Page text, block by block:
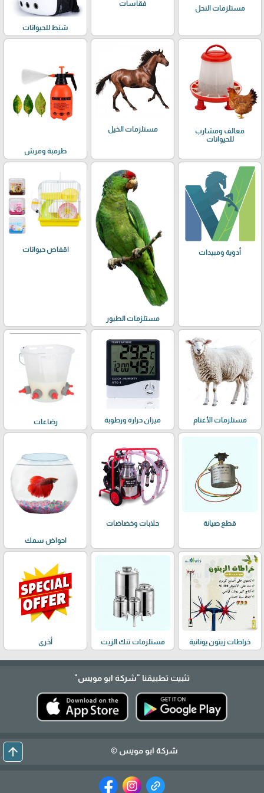
مستلزمات النحل
فقاسات
شنط للحيوانات
معالف ومشارب
للحيوانات
مستلزمات الخيل
طرمبة ومرش
أدوية ومبيدات
مستلزمات الطيور
اقفاص حيوانات
مستلزمات الأغنام ميزان حرارة ورطوبة رضاعات
قطع صيانة حلابات وخضاضات
احواض سمك
خراطات زيتون يونانية مستلزمات تنك الزيت أخرى
تثبيت تطبيقنا "شركة ابو مويس"
شركة ابو مويس © arrow_upward